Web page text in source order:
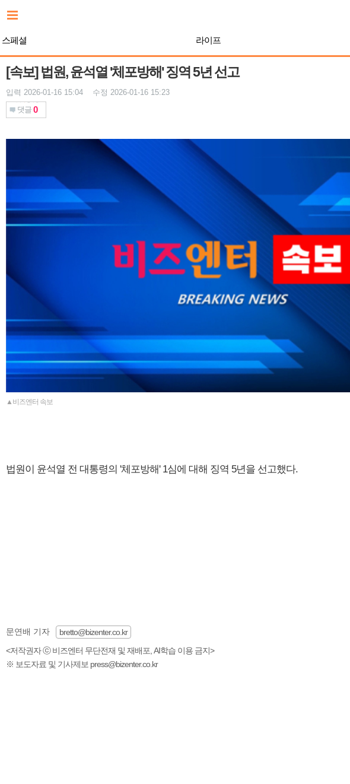
문
로
기
스페셜 라이프
[속보] 법원, 윤석열 '체포방해' 징역 5년 선고
입력 2026-01-16 15:04 수정 2026-01-16 15:23
댓글 0
▲비즈엔터 속보
법원이 윤석열 전 대통령의 '체포방해' 1심에 대해 징역 5년을 선고했다.
문연배 기자
bretto@bizenter.co.kr
<저작권자 ⓒ 비즈엔터 무단전재 및 재배포, AI학습 이용 금지>
※ 보도자료 및 기사제보 press@bizenter.co.kr